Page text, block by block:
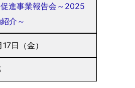
進事業報告会～2025
介～
日（金）